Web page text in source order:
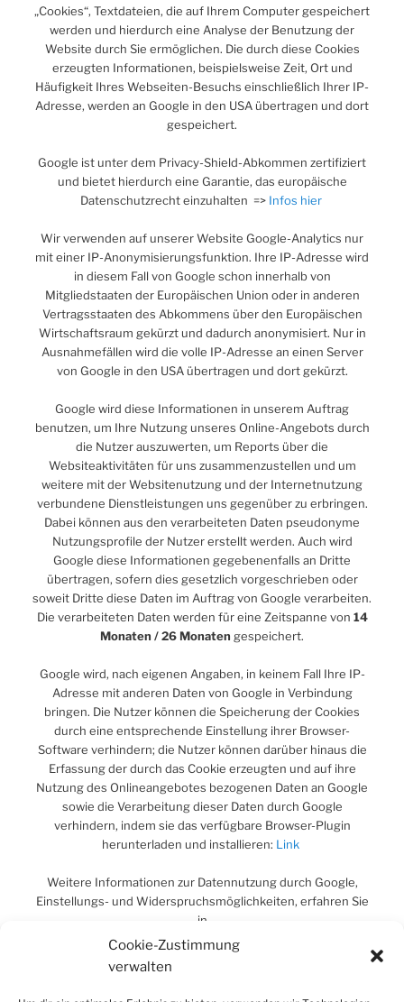
Cookie-Zustimmung
verwalten
„Cookies“, Textdateien, die auf Ihrem Computer gespeichert
werden und hierdurch eine Analyse der Benutzung der
Website durch Sie ermöglichen. Die durch diese Cookies
erzeugten Informationen, beispielsweise Zeit, Ort und
Häufigkeit Ihres Webseiten-Besuchs einschließlich Ihrer IP-
Adresse, werden an Google in den USA übertragen und dort
gespeichert.
Google ist unter dem Privacy-Shield-Abkommen zertifiziert
und bietet hierdurch eine Garantie, das europäische
Datenschutzrecht einzuhalten => Infos hier
Wir verwenden auf unserer Website Google-Analytics nur
mit einer IP-Anonymisierungsfunktion. Ihre IP-Adresse wird
in diesem Fall von Google schon innerhalb von
Mitgliedstaaten der Europäischen Union oder in anderen
Vertragsstaaten des Abkommens über den Europäischen
Wirtschaftsraum gekürzt und dadurch anonymisiert. Nur in
Ausnahmefällen wird die volle IP-Adresse an einen Server
von Google in den USA übertragen und dort gekürzt.
Google wird diese Informationen in unserem Auftrag
benutzen, um Ihre Nutzung unseres Online-Angebots durch
die Nutzer auszuwerten, um Reports über die
Websiteaktivitäten für uns zusammenzustellen und um
weitere mit der Websitenutzung und der Internetnutzung
verbundene Dienstleistungen uns gegenüber zu erbringen.
Dabei können aus den verarbeiteten Daten pseudonyme
Nutzungsprofile der Nutzer erstellt werden. Auch wird
Google diese Informationen gegebenenfalls an Dritte
übertragen, sofern dies gesetzlich vorgeschrieben oder
soweit Dritte diese Daten im Auftrag von Google verarbeiten.
Die verarbeiteten Daten werden für eine Zeitspanne von 14
Monaten / 26 Monaten gespeichert.
Google wird, nach eigenen Angaben, in keinem Fall Ihre IP-
Adresse mit anderen Daten von Google in Verbindung
bringen. Die Nutzer können die Speicherung der Cookies
durch eine entsprechende Einstellung ihrer Browser-
Software verhindern; die Nutzer können darüber hinaus die
Erfassung der durch das Cookie erzeugten und auf ihre
Nutzung des Onlineangebotes bezogenen Daten an Google
sowie die Verarbeitung dieser Daten durch Google
verhindern, indem sie das verfügbare Browser-Plugin
herunterladen und installieren: Link
Weitere Informationen zur Datennutzung durch Google,
Einstellungs- und Widerspruchsmöglichkeiten, erfahren Sie
in
Datenschutzerklärung von Google
Einstellungen für die Darstellung von
Werbeeinblendungen durch Google